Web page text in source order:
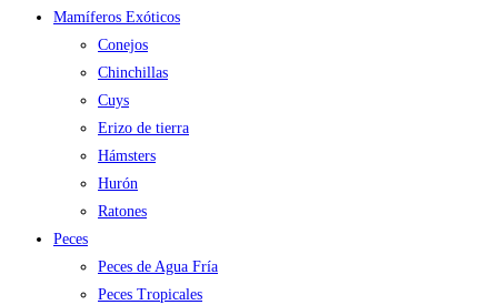
Mamíferos Exóticos
Conejos
Chinchillas
Cuys
Erizo de tierra
Hámsters
Hurón
Ratones
Peces
Peces de Agua Fría
Peces Tropicales